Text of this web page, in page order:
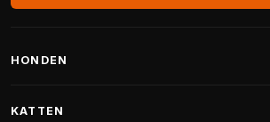
HONDEN
KATTEN